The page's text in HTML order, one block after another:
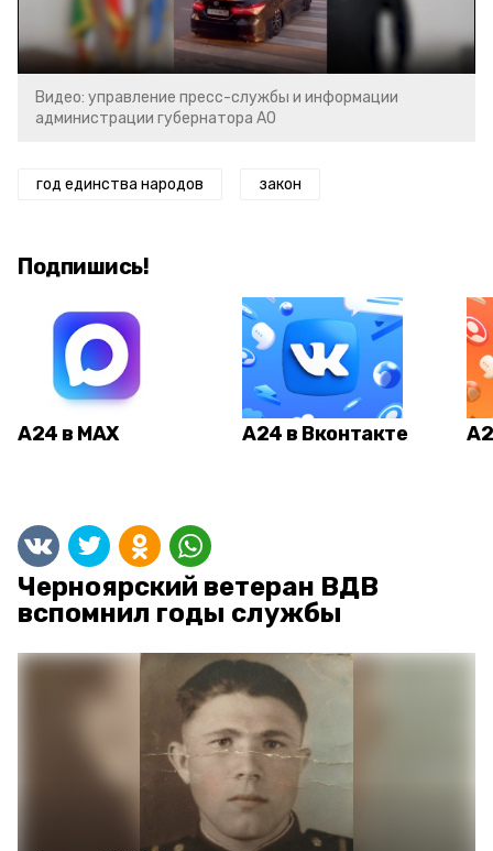
Video
Видео: управление пресс-службы и информации
администрации губернатора АО
год единства народов закон
Подпишись!
А24 в MAX А24 в Вконтакте
Черноярский ветеран ВДВ
вспомнил годы службы